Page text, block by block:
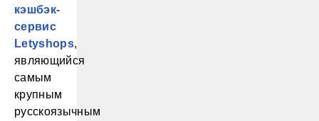
кэшбэк-
сервис
Letyshops,
являющийся
самым
крупным
русскоязычным